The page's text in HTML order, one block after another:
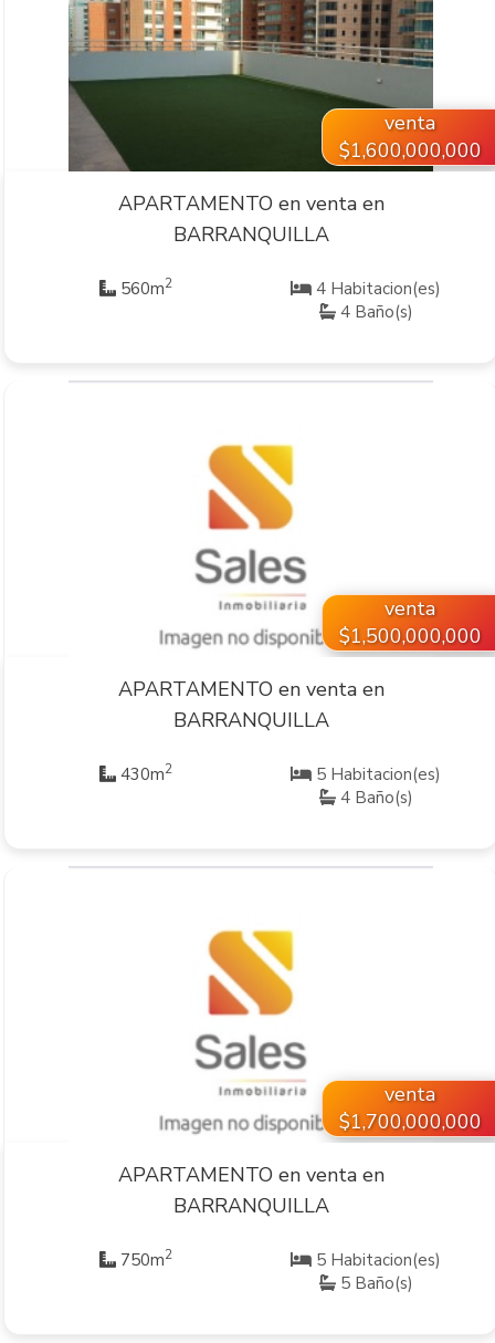
VER INMUEBLE
venta
$1,600,000,000
APARTAMENTO en venta en
BARRANQUILLA
560m2
4 Habitacion(es)
4 Baño(s)
VER INMUEBLE
venta
$1,500,000,000
APARTAMENTO en venta en
BARRANQUILLA
430m2
5 Habitacion(es)
4 Baño(s)
VER INMUEBLE
venta
$1,700,000,000
APARTAMENTO en venta en
BARRANQUILLA
750m2
5 Habitacion(es)
5 Baño(s)